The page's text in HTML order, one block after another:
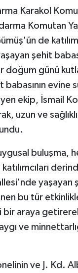
Karakol
Komutan
de
şehit
doğum günü
evine
ekip, İsmail
uzun ve
buluşma,
yaşayan
bu tür
bir araya
ve
ve J. Kd.